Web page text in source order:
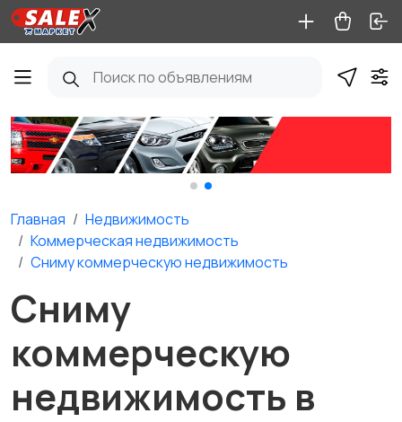
Главная
Недвижимость
Коммерческая недвижимость
Сниму коммерческую недвижимость
Сниму
коммерческую
недвижимость в